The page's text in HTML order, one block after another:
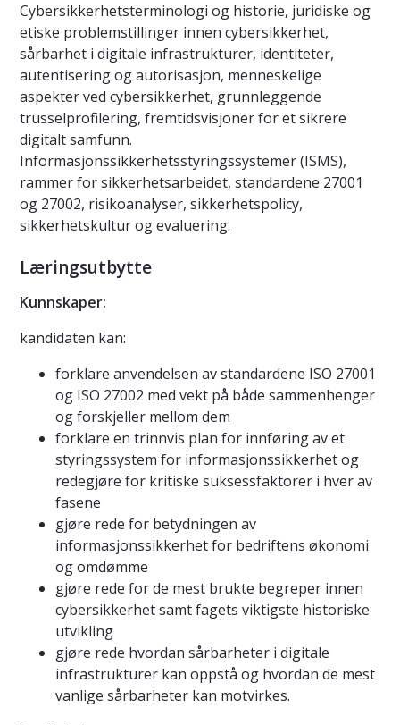
Cybersikkerhetsterminologi og historie, juridiske og
etiske problemstillinger innen cybersikkerhet,
sårbarhet i digitale infrastrukturer, identiteter,
autentisering og autorisasjon, menneskelige
aspekter ved cybersikkerhet, grunnleggende
trusselprofilering, fremtidsvisjoner for et sikrere
digitalt samfunn.
Informasjonssikkerhetsstyringssystemer (ISMS),
rammer for sikkerhetsarbeidet, standardene 27001
og 27002, risikoanalyser, sikkerhetspolicy,
sikkerhetskultur og evaluering.
Læringsutbytte
Kunnskaper:
kandidaten kan:
forklare anvendelsen av standardene ISO 27001
og ISO 27002 med vekt på både sammenhenger
og forskjeller mellom dem
forklare en trinnvis plan for innføring av et
styringssystem for informasjonssikkerhet og
redegjøre for kritiske suksessfaktorer i hver av
fasene
gjøre rede for betydningen av
informasjonssikkerhet for bedriftens økonomi
og omdømme
gjøre rede for de mest brukte begreper innen
cybersikkerhet samt fagets viktigste historiske
utvikling
gjøre rede hvordan sårbarheter i digitale
infrastrukturer kan oppstå og hvordan de mest
vanlige sårbarheter kan motvirkes.